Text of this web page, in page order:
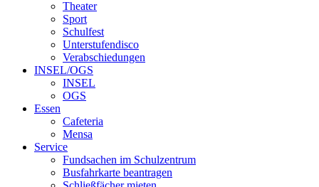
Theater
Sport
Schulfest
Unterstufendisco
Verabschiedungen
INSEL/OGS
INSEL
OGS
Essen
Cafeteria
Mensa
Service
Fundsachen im Schulzentrum
Busfahrkarte beantragen